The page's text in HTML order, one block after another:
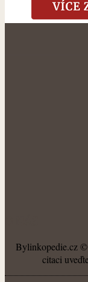
Bylinkopedie.cz ©
citaci